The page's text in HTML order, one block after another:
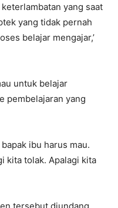
yang saat
yang tidak pernah
belajar mengajar,’
untuk belajar
pembelajaran yang
ibu harus mau.
kita tolak. Apalagi kita